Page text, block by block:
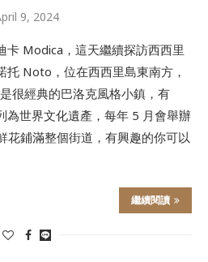
9, 2024
卡 Modica，這天繼續探訪西西里
托 Noto，位在西西里島東南方，
很經典的巴洛克風格小鎮，有
為世界文化遺產，每年 5 月會舉辦
花鋪滿整個街道，有興趣的你可以
繼續閱讀